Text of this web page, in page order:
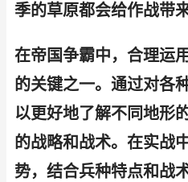
季的草原都会给作战带
在帝国争霸中，合理运
的关键之一。通过对各
以更好地了解不同地形
的战略和战术。在实战
势，结合兵种特点和战